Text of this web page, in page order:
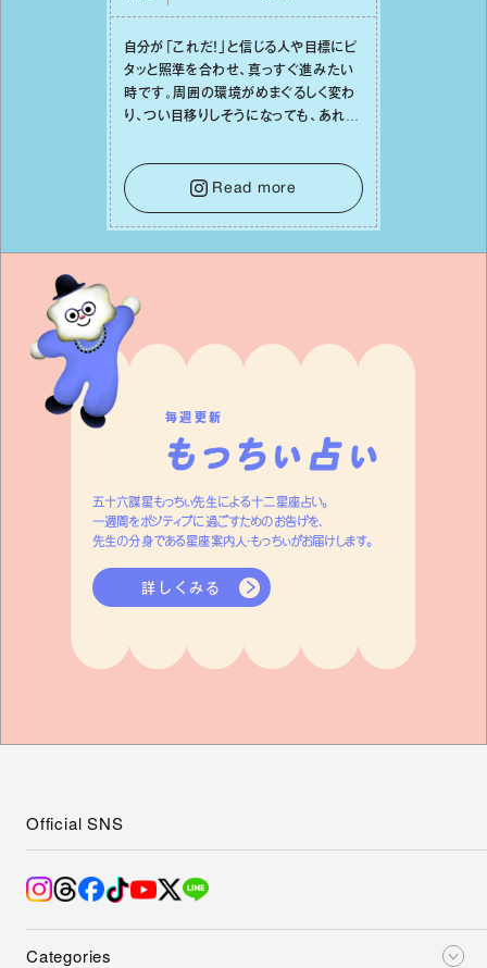
⾃分が「これだ！」と信じる⼈や⽬標にピ
タッと照準を合わせ、真っすぐ進みたい
時です。周囲の環境がめまぐるしく変わ
り、つい⽬移りしそうになっても、あれこ
をそっと⼿放し、⽬の前のことに集中しま
しょう。そのブレない決意が、あなたにと
って有意義で安定した成果を引き寄せま
す。
Read more
毎週更新
五十六謀星もっちぃ先生による十二星座占い。
一週間をポジティブに過ごすためのお告げを、
先生の分身である星座案内人・もっちぃがお届けします。
詳しくみる
Categories
Official SNS